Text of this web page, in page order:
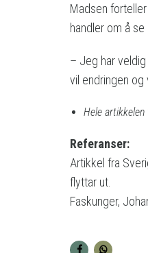
Madsen
handler om å
– Jeg har
vil endringen og
Hele
Referanser:
Artikkel fra
flyttar ut.
Faskunger,